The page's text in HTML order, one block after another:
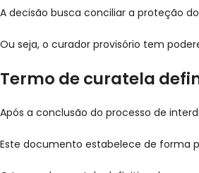
A decisão busca conciliar a proteção
Ou seja, o curador provisório tem
Termo de curatela
Após a conclusão do processo de
Este documento estabelece de forma